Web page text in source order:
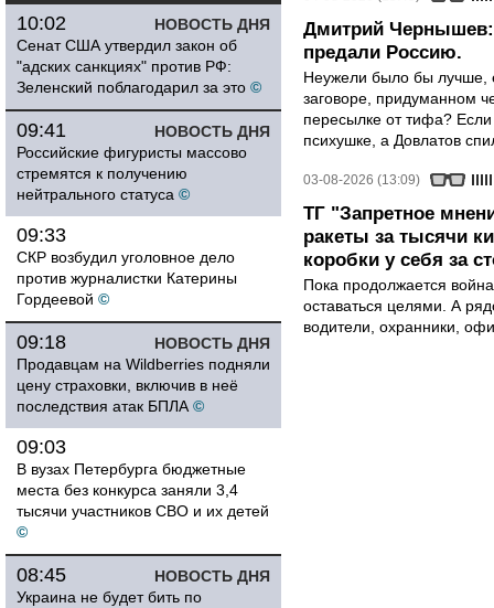
НОВОСТЬ ДНЯ
10:02
Сенат США утвердил закон об
"адских санкциях" против РФ:
Зеленский поблагодарил за это ©
НОВОСТЬ ДНЯ
09:41
Российские фигуристы массово
стремятся к получению
нейтрального статуса ©
09:33
СКР возбудил уголовное дело
против журналистки Катерины
Гордеевой ©
НОВОСТЬ ДНЯ
09:18
Продавцам на Wildberries подняли
цену страховки, включив в неё
последствия атак БПЛА ©
09:03
В вузах Петербурга бюджетные
места без конкурса заняли 3,4
тысячи участников СВО и их детей
©
НОВОСТЬ ДНЯ
08:45
Украина не будет бить по
Дмитрий Чернышев:
предали Россию.
Неужели было бы лучше,
заговоре, придуманном
пересылке от тифа?
психушке, а Довлатов
03-08-2026 (13:09)
ТГ "Запретное
ракеты за тысячи
коробки у себя за
Пока продолжается
оставаться целями. А
водители, охранники,